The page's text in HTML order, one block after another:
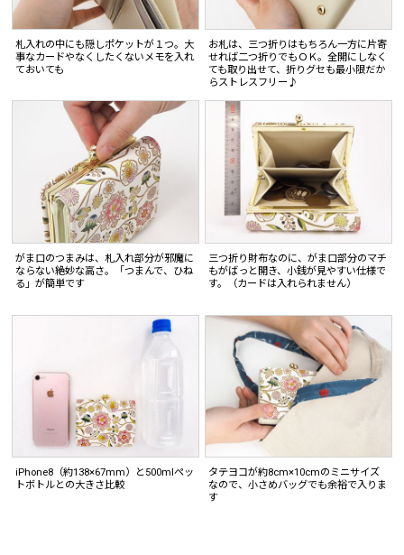
札入れの中にも隠しポケットが１つ。大
事なカードやなくしたくないメモを入れ
ておいても
お札は、三つ折りはもちろん一方に片寄
せれば二つ折りでもＯＫ。全開にしなく
ても取り出せて、折りグセも最小限だか
らストレスフリー♪
がま口のつまみは、札入れ部分が邪魔に
ならない絶妙な高さ。「つまんで、ひね
る」が簡単です
三つ折り財布なのに、がま口部分のマチ
もがばっと開き、小銭が見やすい仕様で
す。（カードは入れられません）
iPhone8（約138×67mm）と500mlペッ
トボトルとの大きさ比較
タテヨコが約8cm×10cmのミニサイズ
なので、小さめバッグでも余裕で入りま
す